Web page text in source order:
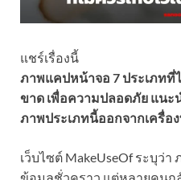
แชร์เรื่องนี้
ภาพแคปหน้าจอ 7 ประเภทที่
ขาด เพื่อความปลอดภัย แน
ภาพประเภทนี้ออกจากเครื่อ
เว็บไซต์ MakeUseOf ระบุว่
ข้อมูลชั่วคราว แต่หลายคนก